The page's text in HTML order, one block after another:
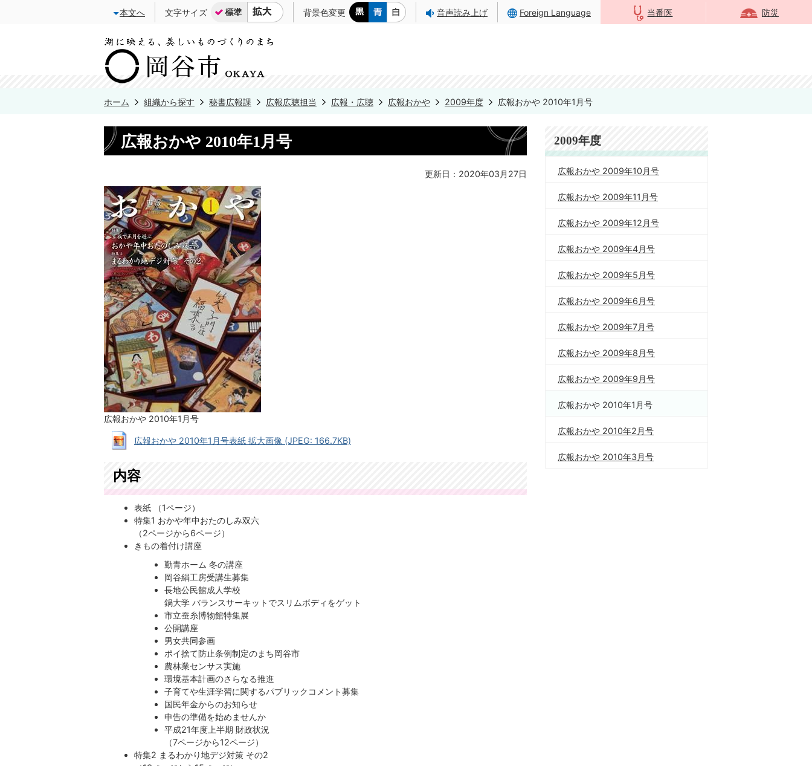
本文へ 文字サイズ 背景色変更 音声読み上げ Foreign Language 当番医 防災
ホーム 組織から探す 秘書広報課 広報広聴担当 広報・広聴 広報おかや 2009年度 広報おかや 2010年1月号
広報おかや 2010年1月号
更新日：2020年03月27日
広報おかや 2010年1月号
広報おかや 2010年1月号表紙 拡大画像 (JPEG: 166.7KB)
内容
表紙 （1ページ）
特集1 おかや年中おたのしみ双六
（2ページから6ページ）
きもの着付け講座
勤青ホーム 冬の講座
岡谷絹工房受講生募集
長地公民館成人学校
鍋大学 バランスサーキットでスリムボディをゲット
市立蚕糸博物館特集展
公開講座
男女共同参画
ポイ捨て防止条例制定のまち岡谷市
農林業センサス実施
環境基本計画のさらなる推進
子育てや生涯学習に関するパブリックコメント募集
国民年金からのお知らせ
申告の準備を始めませんか
平成21年度上半期 財政状況
（7ページから12ページ）
特集2 まるわかり地デジ対策 その2
2009年度
広報おかや 2009年10月号
広報おかや 2009年11月号
広報おかや 2009年12月号
広報おかや 2009年4月号
広報おかや 2009年5月号
広報おかや 2009年6月号
広報おかや 2009年7月号
広報おかや 2009年8月号
広報おかや 2009年9月号
広報おかや 2010年1月号
広報おかや 2010年2月号
広報おかや 2010年3月号